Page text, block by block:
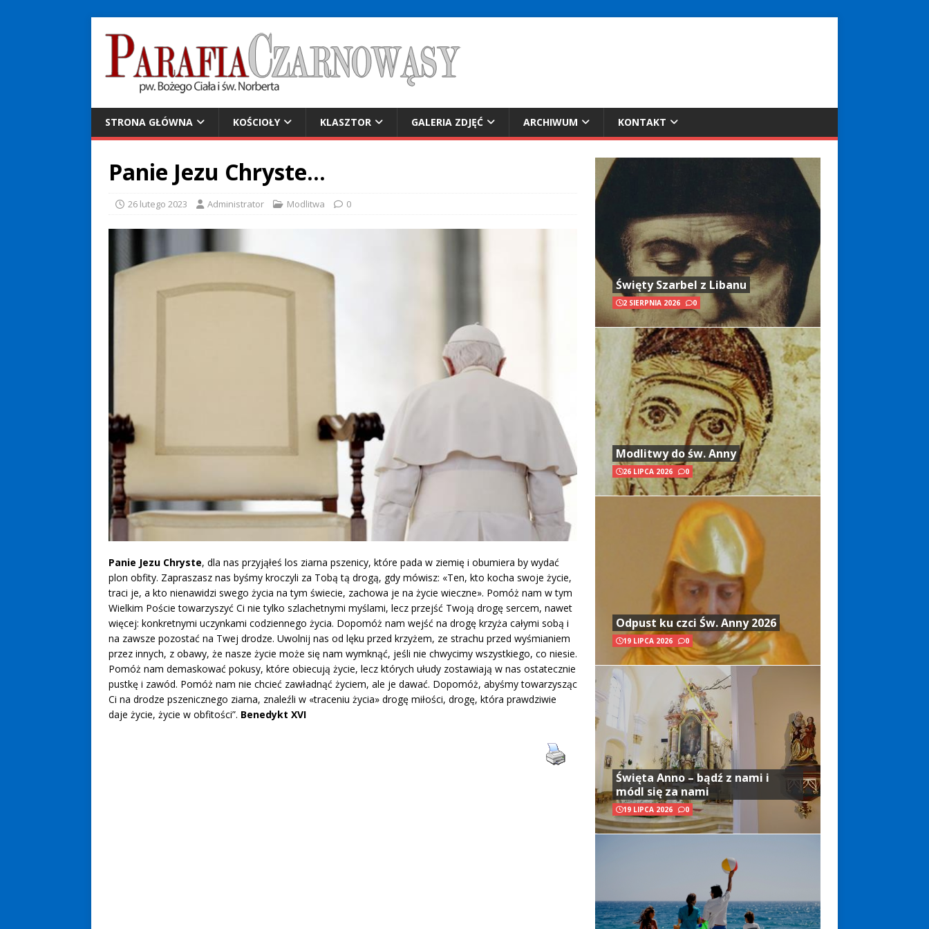
STRONA GŁÓWNA KOŚCIOŁY KLASZTOR GALERIA ZDJĘĆ ARCHIWUM KONTAKT
Panie Jezu Chryste…
26 lutego 2023 Administrator Modlitwa 0
Panie Jezu Chryste, dla nas przyjąłeś los ziarna pszenicy, które pada w ziemię i obumiera by wydać
plon obfity. Zapraszasz nas byśmy kroczyli za Tobą tą drogą, gdy mówisz: «Ten, kto kocha swoje życie,
traci je, a kto nienawidzi swego życia na tym świecie, zachowa je na życie wieczne». Pomóż nam w tym
Wielkim Poście towarzyszyć Ci nie tylko szlachetnymi myślami, lecz przejść Twoją drogę sercem, nawet
więcej: konkretnymi uczynkami codziennego życia. Dopomóż nam wejść na drogę krzyża całymi sobą i
na zawsze pozostać na Twej drodze. Uwolnij nas od lęku przed krzyżem, ze strachu przed wyśmianiem
przez innych, z obawy, że nasze życie może się nam wymknąć, jeśli nie chwycimy wszystkiego, co niesie.
Pomóż nam demaskować pokusy, które obiecują życie, lecz których ułudy zostawiają w nas ostatecznie
pustkę i zawód. Pomóż nam nie chcieć zawładnąć życiem, ale je dawać. Dopomóż, abyśmy towarzysząc
Ci na drodze pszenicznego ziarna, znaleźli w «traceniu życia» drogę miłości, drogę, która prawdziwie
daje życie, życie w obfitości”. Benedykt XVI
Święty Szarbel z Libanu
2 SIERPNIA 2026 0
Modlitwy do św. Anny
26 LIPCA 2026 0
Odpust ku czci Św. Anny 2026
19 LIPCA 2026 0
Święta Anno – bądź z nami i
módl się za nami
19 LIPCA 2026 0